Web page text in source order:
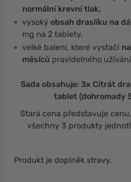
normální krevní tlak,
vysoký obsah draslíku na
mg na 2 tablety,
velké balení, které vystačí
měsíců pravidelného
Sada obsahuje: 3x Citrát
tablet (dohromady
Stará cena představuje
všechny 3 produkty
Produkt je doplněk stravy.